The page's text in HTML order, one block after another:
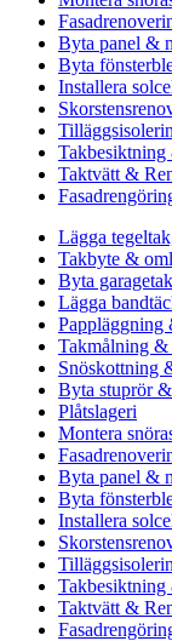
Byta panel &
Byta
Installera
Takbesiktning
Taktvätt &
Lägga
Takbyte &
Byta garagetak
Lägga
Pappläggning
Takmålning &
Snöskottning
Byta stuprör
Plåtslageri
Montera
Byta panel &
Byta
Installera
Takbesiktning
Taktvätt &